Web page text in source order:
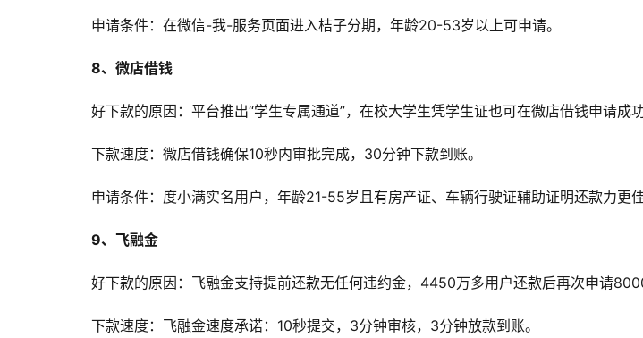
申请条件：在微信-我-服务页面进入桔子分期，年龄20-53岁以上可申请。
8、微店借钱
好下款的原因：平台推出“学生专属通道”，在校大学生凭学生证也可在微店借钱申请成功
下款速度：微店借钱确保10秒内审批完成，30分钟下款到账。
申请条件：度小满实名用户，年龄21-55岁且有房产证、车辆行驶证辅助证明还款力更佳
9、飞融金
好下款的原因：飞融金支持提前还款无任何违约金，4450万多用户还款后再次申请
下款速度：飞融金速度承诺：10秒提交，3分钟审核，3分钟放款到账。